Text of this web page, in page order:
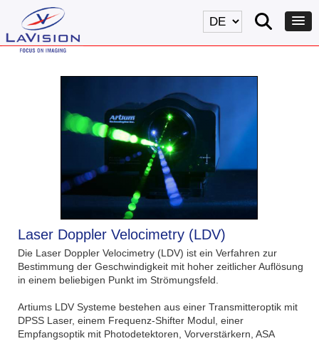
Laser Doppler Velocimetry (LDV)
Die Laser Doppler Velocimetry (LDV) ist ein Verfahren zur
Bestimmung der Geschwindigkeit mit hoher zeitlicher Auflösung
in einem beliebigen Punkt im Strömungsfeld.
Artiums LDV Systeme bestehen aus einer Transmitteroptik mit
DPSS Laser, einem Frequenz-Shifter Modul, einer
Empfangsoptik mit Photodetektoren, Vorverstärkern, ASA